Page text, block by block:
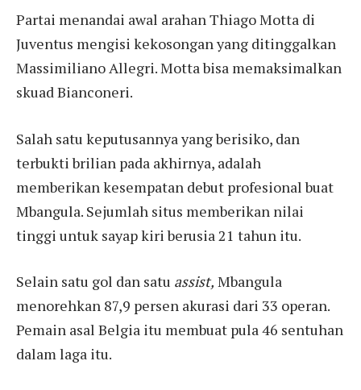
Partai menandai awal arahan Thiago Motta di
Juventus mengisi kekosongan yang ditinggalkan
Massimiliano Allegri. Motta bisa memaksimalkan
skuad Bianconeri.
Salah satu keputusannya yang berisiko, dan
terbukti brilian pada akhirnya, adalah
memberikan kesempatan debut profesional buat
Mbangula. Sejumlah situs memberikan nilai
tinggi untuk sayap kiri berusia 21 tahun itu.
Selain satu gol dan satu assist, Mbangula
menorehkan 87,9 persen akurasi dari 33 operan.
Pemain asal Belgia itu membuat pula 46 sentuhan
dalam laga itu.